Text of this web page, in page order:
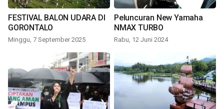
FESTIVAL BALON UDARA DI
GORONTALO
Minggu, 7 September 2025
Peluncuran New Yamaha
NMAX TURBO
Rabu, 12 Juni 2024